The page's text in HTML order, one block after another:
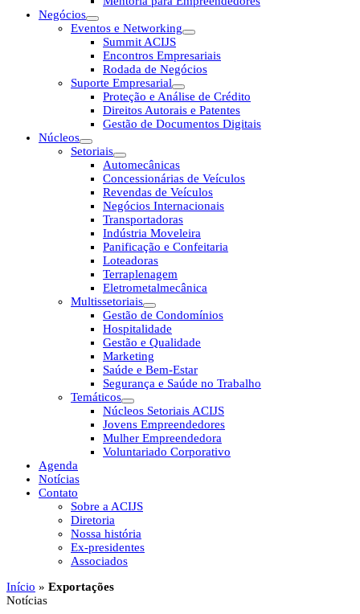
Negócios
Eventos e Networking
Summit ACIJS
Encontros Empresariais
Rodada de Negócios
Suporte Empresarial
Proteção e Análise de Crédito
Direitos Autorais e Patentes
Gestão de Documentos Digitais
Núcleos
Setoriais
Automecânicas
Concessionárias de Veículos
Revendas de Veículos
Negócios Internacionais
Transportadoras
Indústria Moveleira
Panificação e Confeitaria
Loteadoras
Terraplenagem
Eletrometalmecânica
Multissetoriais
Gestão de Condomínios
Hospitalidade
Gestão e Qualidade
Marketing
Saúde e Bem-Estar
Segurança e Saúde no Trabalho
Temáticos
Núcleos Setoriais ACIJS
Jovens Empreendedores
Mulher Empreendedora
Voluntariado Corporativo
Agenda
Notícias
Contato
Sobre a ACIJS
Diretoria
Nossa história
Ex-presidentes
Associados
Início » Exportações
Notícias